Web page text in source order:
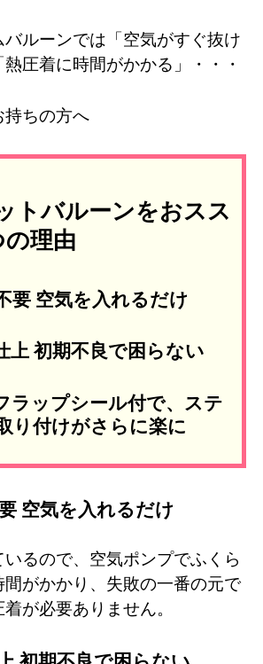
ルーンでは「空気がすぐ抜け
圧着に時間がかかる」・・・
持ちの方へ
トバルーンをおスス
理由
要 空気を入れるだけ
上 初期不良で困らない
ラップシール付で、ステ
り付けがさらに楽に
空気を入れるだけ
るので、空気ポンプでふくら
間がかかり、失敗の一番の元で
が必要ありません。